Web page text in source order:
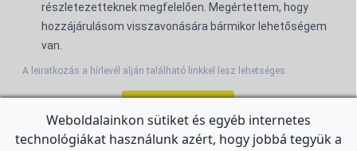
részletezetteknek megfelelően. Megértettem, hogy
hozzájárulásom visszavonására bármikor lehetőségem
van.
A leiratkozás a hírlevél alján található linkkel lesz lehetséges.
Weboldalainkon sütiket és egyéb internetes
technológiákat használunk azért, hogy jobbá tegyük a